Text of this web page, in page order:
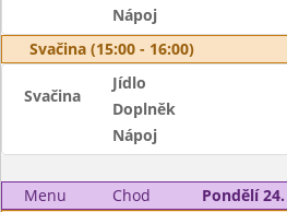
Nápoj
Svačina (15:00 - 16:00)
Svačina
Jídlo
Doplněk
Nápoj
Menu Chod
Pondělí